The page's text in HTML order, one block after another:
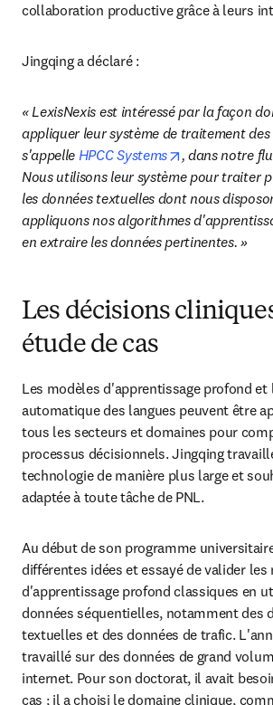
collaboration productive grâce à leurs
Jingqing a déclaré :
« LexisNexis est intéressé par la façon
appliquer leur système de traitement des
s'appelle HPCC Systems opens in new
, dans notre
Nous utilisons leur système pour traiter
les données textuelles dont nous
appliquons nos algorithmes
en extraire les données pertinentes. »
Les décisions
étude de cas
Les modèles d'apprentissage profond
automatique des langues peuvent être
tous les secteurs et domaines pour
processus décisionnels. Jingqing
technologie de manière plus large et
adaptée à toute tâche de PNL.
Au début de son programme
différentes idées et essayé de valider les
d'apprentissage profond classiques en
données séquentielles, notamment des
textuelles et des données de trafic.
travaillé sur des données de grand
internet. Pour son doctorat, il avait
cas ; il a choisi le domaine clinique,